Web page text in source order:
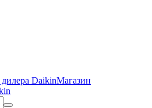
Магазин